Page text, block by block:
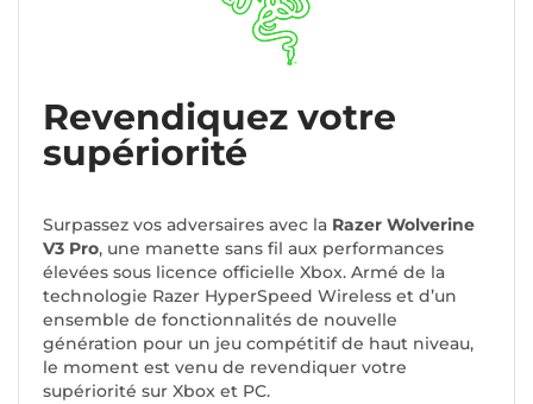
Revendiquez votre
supériorité
Surpassez vos adversaires avec la Razer Wolverine
V3 Pro, une manette sans fil aux performances
élevées sous licence officielle Xbox. Armé de la
technologie Razer HyperSpeed Wireless et d’un
ensemble de fonctionnalités de nouvelle
génération pour un jeu compétitif de haut niveau,
le moment est venu de revendiquer votre
supériorité sur Xbox et PC.